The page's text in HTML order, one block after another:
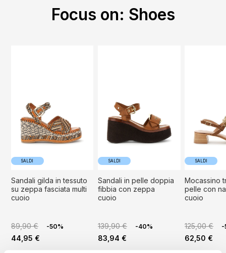
Focus on: Shoes
SALDI
sandali gilda in tessuto
su zeppa fasciata multi
cuoio
89,90 € -50%
44,95 €
SALDI
sandali in pelle doppia
fibbia con zeppa
cuoio
139,90 € -40%
83,94 €
SALDI
mocassino traforato in
pelle con
cuoio
125,00 € -
62,50 €